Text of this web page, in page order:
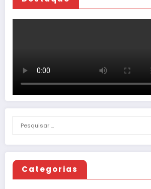
Categorias